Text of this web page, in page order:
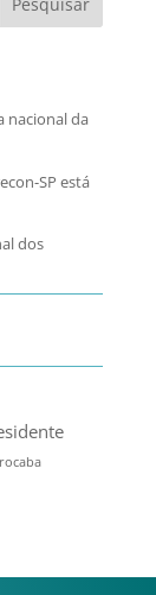
nacional da
SP está
dos